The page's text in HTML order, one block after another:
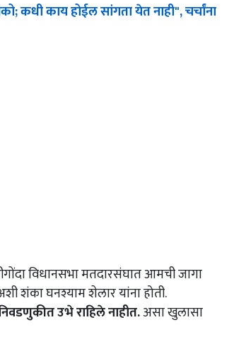
कधी काय होईल सांगता येत नाही", चर्चांना
विधानसभा मतदारसंघात आमची जागा
शंका घनश्याम शेलार यांना होती.
उभे राहिले नाहीत.असा खुलासा